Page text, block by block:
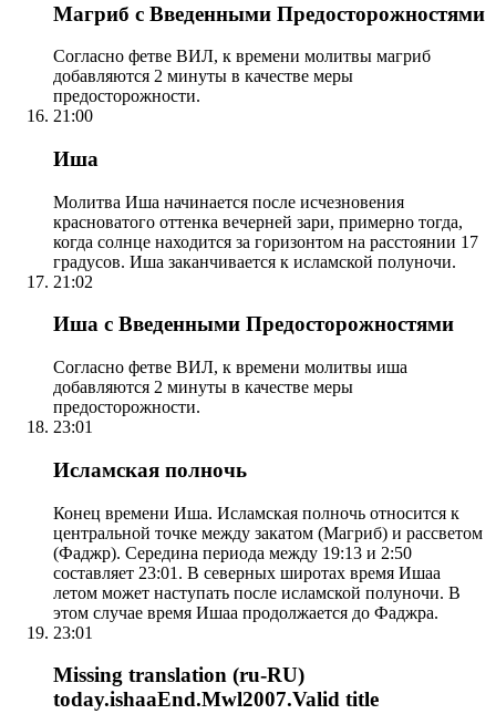
Магриб с Введенными Предосторожностями
Согласно фетве ВИЛ, к времени молитвы магриб
добавляются 2 минуты в качестве меры
предосторожности.
21:00
Иша
Молитва Иша начинается после исчезновения
красноватого оттенка вечерней зари, примерно тогда,
когда солнце находится за горизонтом на расстоянии 17
градусов. Иша заканчивается к исламской полуночи.
21:02
Иша с Введенными Предосторожностями
Согласно фетве ВИЛ, к времени молитвы иша
добавляются 2 минуты в качестве меры
предосторожности.
23:01
Исламская полночь
Конец времени Иша. Исламская полночь относится к
центральной точке между закатом (Магриб) и рассветом
(Фаджр). Середина периода между 19:13 и 2:50
составляет 23:01. В северных широтах время Ишаа
летом может наступать после исламской полуночи. В
этом случае время Ишаа продолжается до Фаджра.
23:01
Missing translation (ru-RU)
today.ishaaEnd.Mwl2007.Valid title